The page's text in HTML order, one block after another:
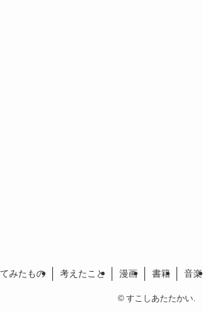
みたもの 考えたこと 漫画 書籍 音楽
©すこしあたたかい.